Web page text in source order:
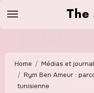
The
Home
Médias et
Rym Ben Ameur :
tunisienne